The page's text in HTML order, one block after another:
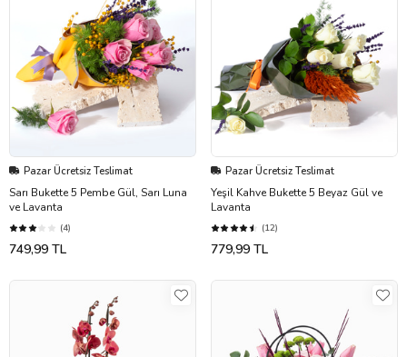
Pazar Ücretsiz Teslimat
Sarı Bukette 5 Pembe Gül, Sarı Luna
ve Lavanta
(4)
749,99 TL
Pazar Ücretsiz Teslimat
Yeşil Kahve Bukette 5 Beyaz Gül ve
Lavanta
(12)
779,99 TL